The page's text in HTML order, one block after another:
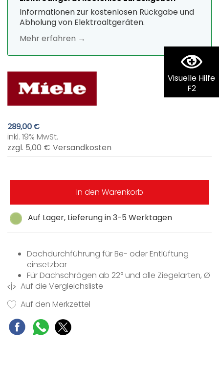
Visuelle Hilfe
F2
Informationen zur kostenlosen Rückgabe und
Abholung von Elektroaltgeräten.
Mehr erfahren →
289,00 €
inkl. 19% MwSt.
zzgl. 5,00 € Versandkosten
Auf Lager, Lieferung in 3-5 Werktagen
In den Warenkorb
Dachdurchführung für Be- oder Entlüftung
einsetzbar
Für Dachschrägen ab 22° und alle Ziegelarten, Ø
125/150 mm
Clever - Luftaustritt nach unten gerichtet, inkl.
Rückstauklappe
Ansaugstutzen Ø 150 mm
Auf die Vergleichsliste
Auf den Merkzettel